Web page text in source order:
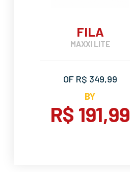
FILA
MAXXI LITE
OF R$ 349,99
BY
R$ 191,99